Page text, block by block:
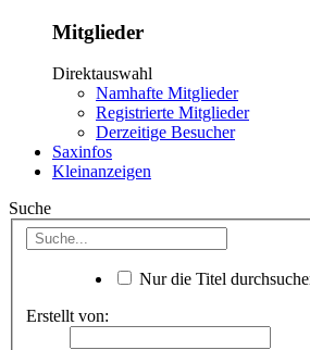
Mitglieder
Direktauswahl
Namhafte Mitglieder
Registrierte Mitglieder
Derzeitige Besucher
Saxinfos
Kleinanzeigen
Suche
Nur die Titel
Erstellt von: